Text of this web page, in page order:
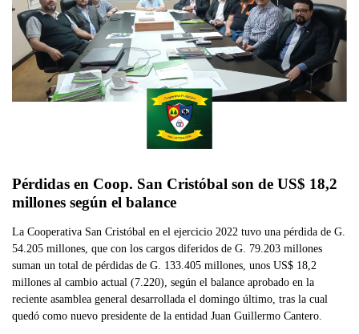
Pérdidas en Coop. San Cristóbal son de US$ 18,2
millones según el balance
La Cooperativa San Cristóbal en el ejercicio 2022 tuvo una pérdida de G.
54.205 millones, que con los cargos diferidos de G. 79.203 millones
suman un total de pérdidas de G. 133.405 millones, unos US$ 18,2
millones al cambio actual (7.220), según el balance aprobado en la
reciente asamblea general desarrollada el domingo último, tras la cual
quedó como nuevo presidente de la entidad Juan Guillermo Cantero.